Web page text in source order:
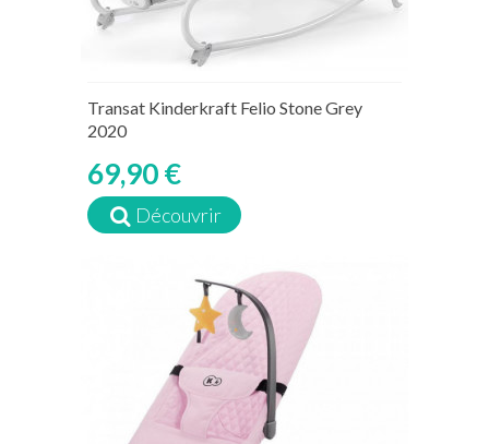
Transat Kinderkraft Felio Stone Grey
2020
69,90 €
Découvrir